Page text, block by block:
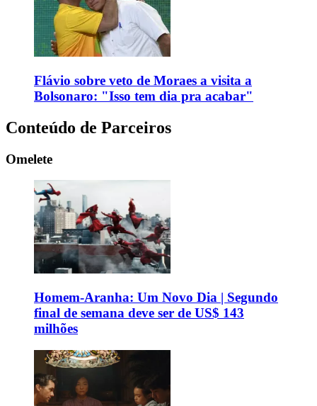
Flávio sobre veto de Moraes a visita a
Bolsonaro: "Isso tem dia pra acabar"
Conteúdo de Parceiros
Omelete
Homem-Aranha: Um Novo Dia | Segundo
final de semana deve ser de US$ 143
milhões